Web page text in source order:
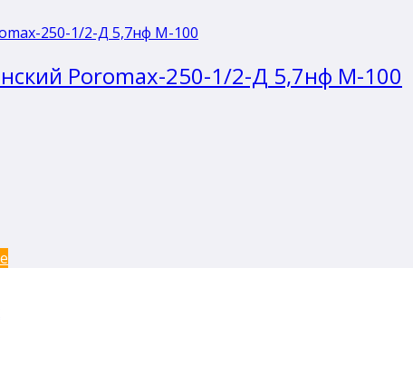
Poromax-250-1/2-Д 5,7нф М-100